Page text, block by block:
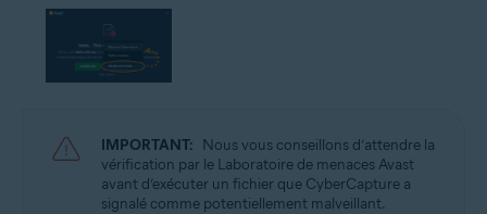
IMPORTANT: Nous vous conseillons d’attendre la
vérification par le Laboratoire de menaces Avast
avant d’exécuter un fichier que CyberCapture a
signalé comme potentiellement malveillant.